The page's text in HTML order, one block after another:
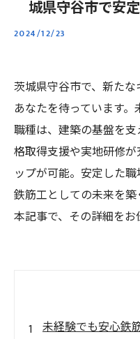
城県守谷市で安
2024/12/23
茨城県守谷市で、新た
あなたを待っています
職種は、建築の基盤を
格取得支援や実地研修
ップが可能。安定した
鉄筋工としての未来を築
本記事で、その詳細をお
未経験でも安心鉄